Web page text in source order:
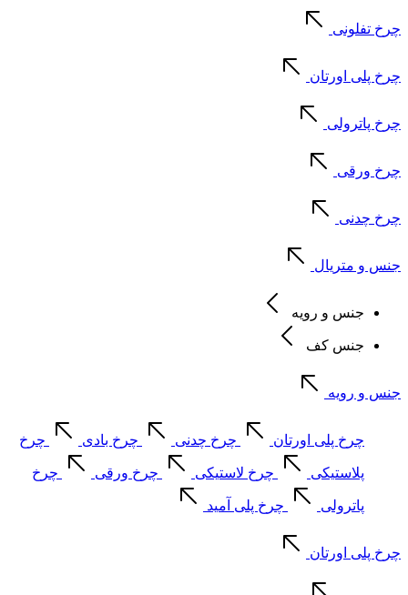
چرخ تفلونی
چرخ پلی اورتان
چرخ پاترولی
چرخ ورقی
چرخ چدنی
جنس و متریال
جنس و رویه
جنس کف
جنس و رویه
چرخ پلی اورتان چرخ چدنی چرخ بادی چرخ
پلاستیکی چرخ لاستیکی چرخ ورقی چرخ
پاترولی چرخ پلی آمید
چرخ پلی اورتان